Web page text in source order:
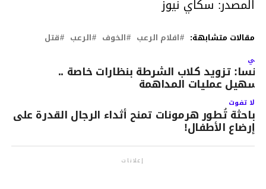
المصدر: سكاي نيوز
مقالات متشابهة: افلام الرعب الخوف الرعب قتل
تزويد كلاب الشرطة بنظارات خاصة ..
عمليات المداهمة
لا تفوت
باحثة تُطور هرمونات تمنح أثداء الرجال القدرة على
إرضاع الأطفال!
إعلانات